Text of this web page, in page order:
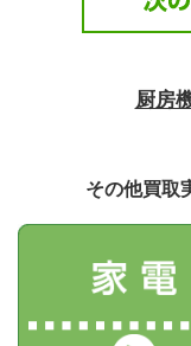
厨房
その他買取